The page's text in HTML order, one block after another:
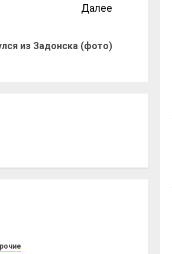
Далее
из Задонска (фото)